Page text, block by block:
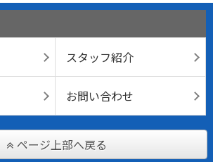
スタッフ紹介
お問い合わせ
ページ上部へ戻る